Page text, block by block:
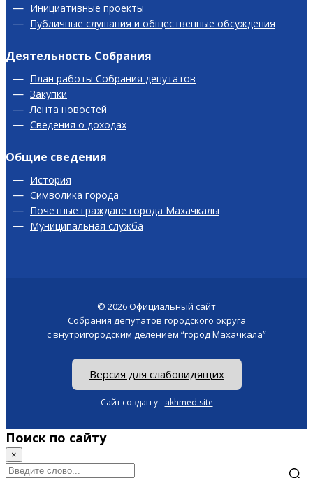
Инициативные проекты
Публичные слушания и общественные обсуждения
Деятельность Собрания
План работы Собрания депутатов
Закупки
Лента новостей
Сведения о доходах
Общие сведения
История
Символика города
Почетные граждане города Махачкалы
Муниципальная служба
© 2026Официальный сайт
Собрания депутатов городского округа
с внутригородским делением “город Махачкала”
Версия для слабовидящих
Сайт создан у - akhmed.site
Поиск по сайту
×